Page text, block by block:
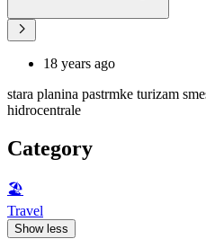
18 years ago
stara planina pastrmke turizam
hidrocentrale
Category
🏖
Travel
Show less